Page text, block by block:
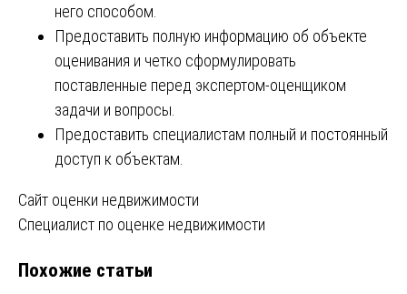
него способом.
Предоставить полную информацию об объекте
оценивания и четко сформулировать
поставленные перед экспертом-оценщиком
задачи и вопросы.
Предоставить специалистам полный и постоянный
доступ к объектам.
Навигация
записям
Сайт оценки недвижимости
Специалист по оценке недвижимости
Похожие статьи